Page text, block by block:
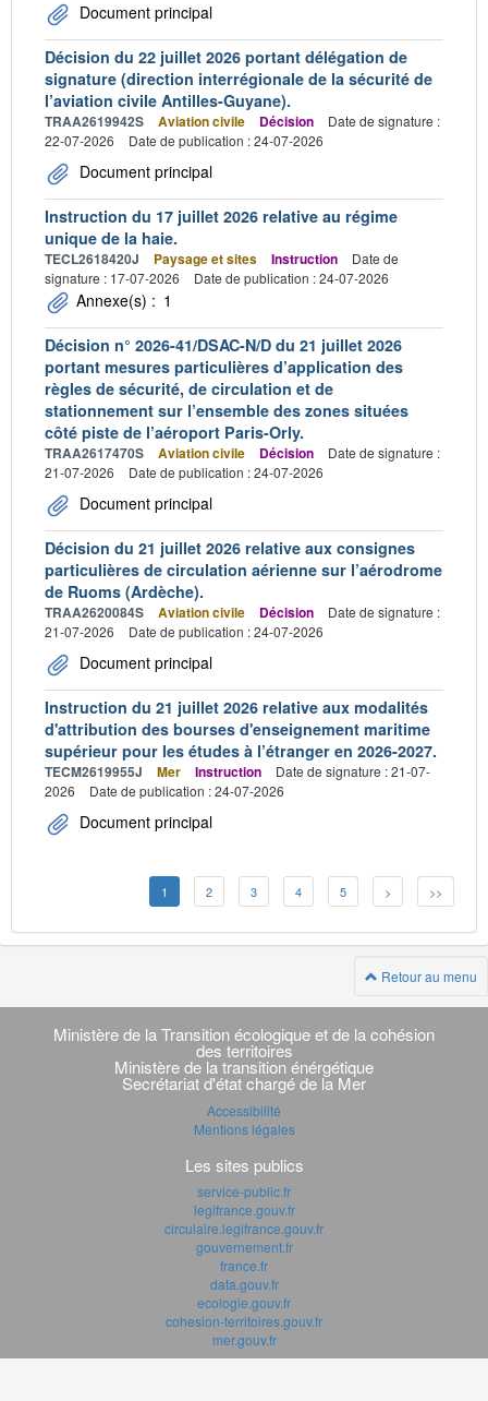
Document principal
Décision du 22 juillet 2026 portant délégation de
signature (direction interrégionale de la sécurité de
l’aviation civile Antilles-Guyane).
TRAA2619942S Aviation civile Décision
Date de signature :
22-07-2026
Date de publication : 24-07-2026
Document principal
Instruction du 17 juillet 2026 relative au régime
unique de la haie.
TECL2618420J Paysage et sites Instruction
Date de
signature : 17-07-2026
Date de publication : 24-07-2026
Annexe(s) : 1
Décision n° 2026-41/DSAC-N/D du 21 juillet 2026
portant mesures particulières d’application des
règles de sécurité, de circulation et de
stationnement sur l’ensemble des zones situées
côté piste de l’aéroport Paris-Orly.
TRAA2617470S Aviation civile Décision
Date de signature :
21-07-2026
Date de publication : 24-07-2026
Document principal
Décision du 21 juillet 2026 relative aux consignes
particulières de circulation aérienne sur l’aérodrome
de Ruoms (Ardèche).
TRAA2620084S Aviation civile Décision
Date de signature :
21-07-2026
Date de publication : 24-07-2026
Document principal
Instruction du 21 juillet 2026 relative aux modalités
d'attribution des bourses d'enseignement maritime
supérieur pour les études à l’étranger en 2026-2027.
TECM2619955J Mer Instruction
Date de signature : 21-07-
2026
Date de publication : 24-07-2026
Document principal
1 2 3 4 5 > >>
Retour au menu
Navigation
transverse
Ministère de la Transition écologique et de la cohésion
des territoires
Ministère de la transition énérgétique
Secrétariat d'état chargé de la Mer
Accessibilité
Mentions légales
Les sites publics
service-public.fr
legifrance.gouv.fr
circulaire.legifrance.gouv.fr
gouvernement.fr
france.fr
data.gouv.fr
ecologie.gouv.fr
cohesion-territoires.gouv.fr
mer.gouv.fr